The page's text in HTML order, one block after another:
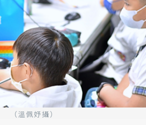
（溫佩妤攝）